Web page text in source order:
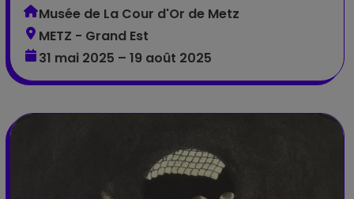
Musée de La Cour d'Or de Metz
METZ - Grand Est
31 mai 2025 – 19 août 2025